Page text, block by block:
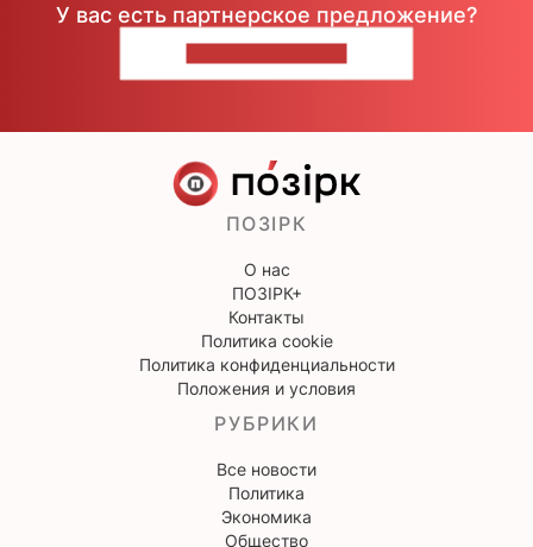
У вас есть партнерское предложение?
ПОЗІРК
О нас
ПОЗІРК+
Контакты
Политика cookie
Политика конфиденциальности
Положения и условия
РУБРИКИ
Все новости
Политика
Экономика
Общество